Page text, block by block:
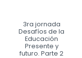
3ra jornada
Desafíos de la
Educación
Presente y
futuro. Parte 2